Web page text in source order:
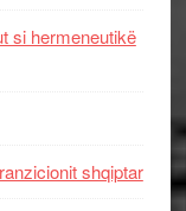
si hermeneutikë
shqiptar